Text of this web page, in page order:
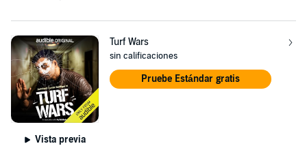
Vista previa
Turf Wars
sin calificaciones
Pruebe Estándar gratis